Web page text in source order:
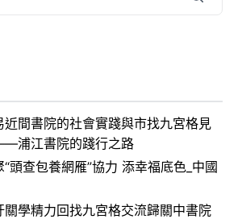
近間書院的社會實踐與市找九宮格見
浦江書院的踐行之路
頭查包養網雁”協力 添幸福底色_中國
關學精力回找九宮格交流歸關中書院